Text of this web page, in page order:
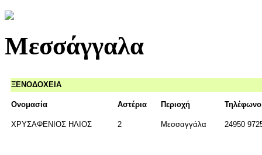
Μεσσάγγαλα
ΞΕΝΟΔΟΧΕΙΑ
Ονομασία Αστέρια Περιοχή Τηλέφωνο
ΧΡΥΣΑΦΕΝΙΟΣ ΗΛΙΟΣ 2 Μεσσαγγάλα 24950